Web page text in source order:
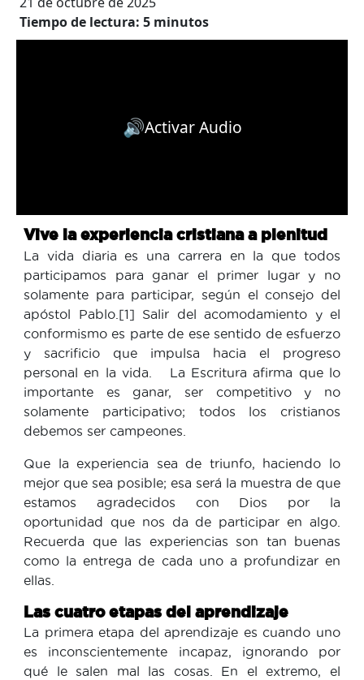
Tiempo de lectura: 5 minutos
🔊Activar Audio
Vive la experiencia cristiana a plenitud
La vida diaria es una carrera en la que todos
participamos para ganar el primer lugar y no
solamente para participar, según el consejo del
apóstol Pablo.[1] Salir del acomodamiento y el
conformismo es parte de ese sentido de esfuerzo
y sacrificio que impulsa hacia el progreso
personal en la vida. La Escritura afirma que lo
importante es ganar, ser competitivo y no
solamente participativo; todos los cristianos
debemos ser campeones.
Que la experiencia sea de triunfo, haciendo lo
mejor que sea posible; esa será la muestra de que
estamos agradecidos con Dios por la
oportunidad que nos da de participar en algo.
Recuerda que las experiencias son tan buenas
como la entrega de cada uno a profundizar en
ellas.
Las cuatro etapas del aprendizaje
La primera etapa del aprendizaje es cuando uno
es inconscientemente incapaz, ignorando por
qué le salen mal las cosas. En el extremo, el